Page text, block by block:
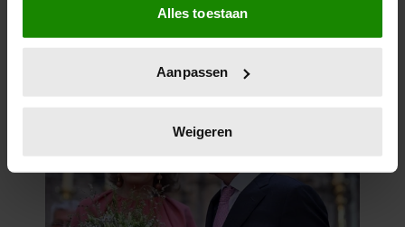
Informatie verzamelen over uw geografische
locatie, die tot een paar meter nauwkeurig kan zijn
scannen op specifieke eigenschappen (fingerprinting)
verwerkt en stel uw voorkeuren in het
intrekken in de Cookieverklaring.
We gebruiken cookies om content en advertenties te
Alles toestaan
Aanpassen
Weigeren